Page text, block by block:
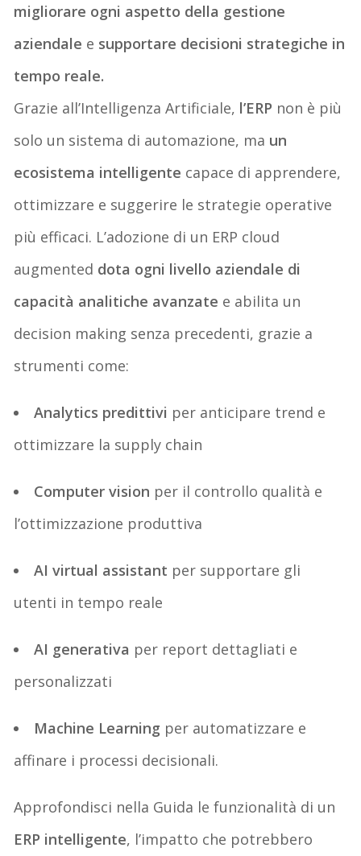
migliorare ogni aspetto della gestione
aziendale e supportare decisioni strategiche in
tempo reale.
Grazie all’Intelligenza Artificiale, l’ERP non è più
solo un sistema di automazione, ma un
ecosistema intelligente capace di apprendere,
ottimizzare e suggerire le strategie operative
più efficaci. L’adozione di un ERP cloud
augmented dota ogni livello aziendale di
capacità analitiche avanzate e abilita un
decision making senza precedenti, grazie a
strumenti come:
Analytics predittivi per anticipare trend e
ottimizzare la supply chain
Computer vision per il controllo qualità e
l’ottimizzazione produttiva
AIvirtual assistant per supportare gli
utenti in tempo reale
AI generativa per report dettagliati e
personalizzati
Machine Learning per automatizzare e
affinare i processi decisionali.
Approfondisci nella Guida le funzionalità di un
ERP intelligente, l’impatto che potrebbero